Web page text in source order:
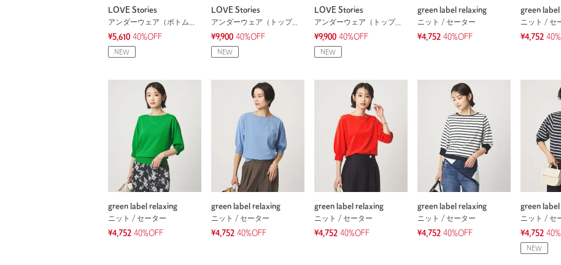
LOVE Stories
アンダーウェア（ボトムス）
¥5,610 40%OFF
NEW
LOVE Stories
アンダーウェア（トップス）
¥9,900 40%OFF
NEW
LOVE Stories
アンダーウェア（トップス）
¥9,900 40%OFF
NEW
green label relaxing
ニット / セーター
¥4,752 40%OFF
green
ニット / セ
¥4,752
green label relaxing
ニット / セーター
¥4,752 40%OFF
green label relaxing
ニット / セーター
¥4,752 40%OFF
green label relaxing
ニット / セーター
¥4,752 40%OFF
green label relaxing
ニット / セーター
¥4,752 40%OFF
green
ニット / セ
¥4,752
NEW